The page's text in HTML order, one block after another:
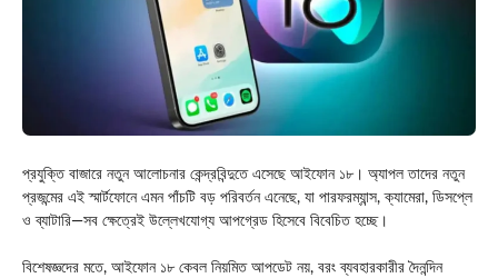
প্রযুক্তি বাজারে নতুন আলোচনার কেন্দ্রবিন্দুতে এসেছে আইফোন ১৮। অ্যাপল তাদের নতুন
প্রজন্মের এই স্মার্টফোনে এমন পাঁচটি বড় পরিবর্তন এনেছে, যা পারফরম্যান্স, ক্যামেরা, ডিসপ্লে
ও ব্যাটারি—সব ক্ষেত্রেই উল্লেখযোগ্য আপগ্রেড হিসেবে বিবেচিত হচ্ছে।
বিশেষজ্ঞদের মতে, আইফোন ১৮ কেবল নিয়মিত আপডেট নয়, বরং ব্যবহারকারীর দৈনন্দিন